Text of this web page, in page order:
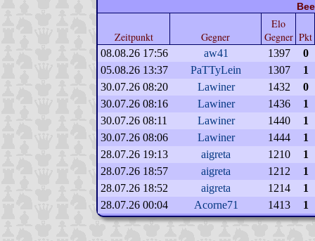
Zeitpunkt Gegner
Elo
Gegner Pkt
08.08.26 17:56 aw41 1397
0
05.08.26 13:37
PaTTyLein 1307
1
30.07.26 08:20
Lawiner 1432
0
30.07.26 08:16
Lawiner 1436
1
30.07.26 08:11
Lawiner 1440
1
30.07.26 08:06
Lawiner 1444
1
28.07.26 19:13
aigreta 1210
1
28.07.26 18:57
aigreta 1212
1
28.07.26 18:52
aigreta 1214
1
28.07.26 00:04
Acorne71 1413 1